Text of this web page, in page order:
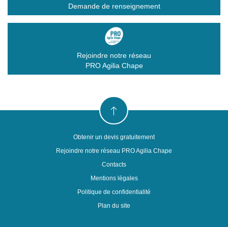
Demande de renseignement
Rejoindre notre réseau
PRO Agilia Chape
Obtenir un devis gratuitement
Rejoindre notre réseau PRO Agilia Chape
Contacts
Mentions légales
Politique de confidentialité
Plan du site